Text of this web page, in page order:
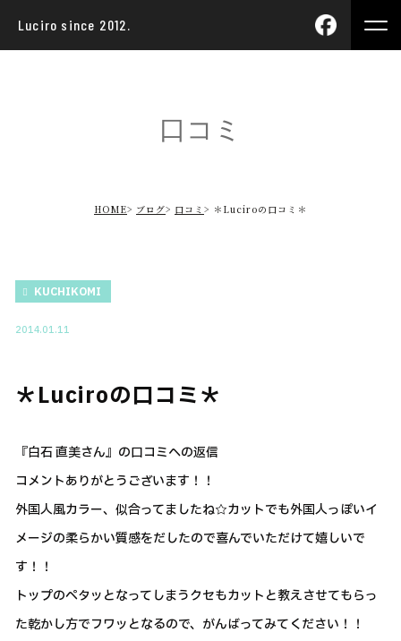
Luciro since 2012.
口コミ
HOME ブログ 口コミ ＊Luciroの口コミ＊
KUCHIKOMI
2014.01.11
＊Luciroの口コミ＊
『白石 直美さん』の口コミへの返信
コメントありがとうございます！！
外国人風カラー、似合ってましたね☆カットでも外国人っぽいイ
メージの柔らかい質感をだしたので喜んでいただけて嬉しいで
す！！
トップのペタッとなってしまうクセもカットと教えさせてもらっ
た乾かし方でフワッとなるので、がんばってみてください！！